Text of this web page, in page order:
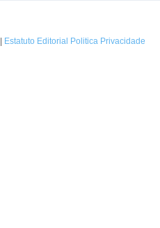
Estatuto Editorial Politica Privacidade